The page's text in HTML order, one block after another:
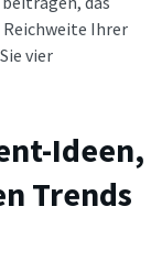
Ihrer
vier
Ideen,
Trends